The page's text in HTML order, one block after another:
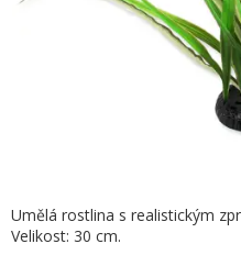
Umělá rostlina s realistickým
Velikost: 30 cm.